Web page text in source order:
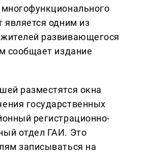
многофункционального
является одним из
развивающегося
сообщает издание
разместятся окна
государственных
регистрационно-
отдел ГАИ. Это
записываться на